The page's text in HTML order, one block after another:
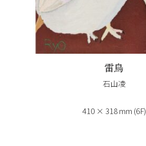
雷鳥
石山凌
410 × 318 mm (6F)